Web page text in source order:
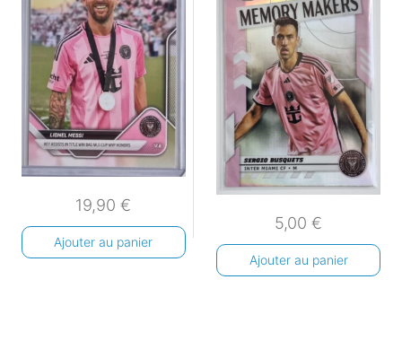
19,90€
Ajouter au panier
5,00€
Ajouter au panier